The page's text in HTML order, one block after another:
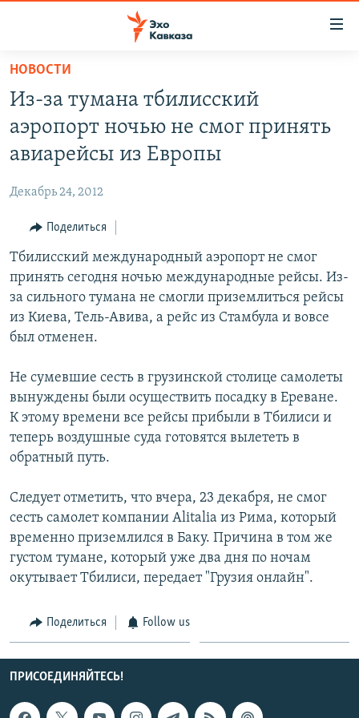
Вернуться
основному
содержанию
Вернутся
главной
навигации
Вернутся
поиску
СУХУМИ
ВЕСЬ КАВКАЗ
СЕВЕРНЫЙ КАВКАЗ
АРМЕНИЯ
АЗЕРБАЙДЖАН
ТЕМЫ
ПОЛИТИКА
ОБЩЕСТВО
КУЛЬТУРА
СПОРТ
МИР
РУБРИКИ
НЕКРУГЛЫЙ СТОЛ
ГОСТЬ НЕДЕЛИ
ПОЗИЦИЯ
БЛОГИ
ГОЛОСА
ЧИТАЕМ ПРЕССУ
МУЛЬТИМЕДИА
ВИДЕО
ФОТО
АУДИО
ПОДКАСТЫ
АРХИВ РАДИОПРОГРАММЫ
Все сайты РСЕ/РС
НОВОСТИ
Из-за тумана тбилисский
аэропорт ночью не смог принять
авиарейсы из Европы
Декабрь 24, 2012
Поделиться
Тбилисский международный аэропорт не смог
принять сегодня ночью международные рейсы. Из-
за сильного тумана не смогли приземлиться рейсы
из Киева, Тель-Авива, а рейс из Стамбула и вовсе
был отменен.
Не сумевшие сесть в грузинской столице самолеты
вынуждены были осуществить посадку в Ереване.
К этому времени все рейсы прибыли в Тбилиси и
теперь воздушные суда готовятся вылететь в
обратный путь.
Следует отметить, что вчера, 23 декабря, не смог
сесть самолет компании Alitalia из Рима, который
временно приземлился в Баку. Причина в том же
густом тумане, который уже два дня по ночам
окутывает Тбилиси, передает "Грузия онлайн".
Поделиться Follow us
ПРИСОЕДИНЯЙТЕСЬ!